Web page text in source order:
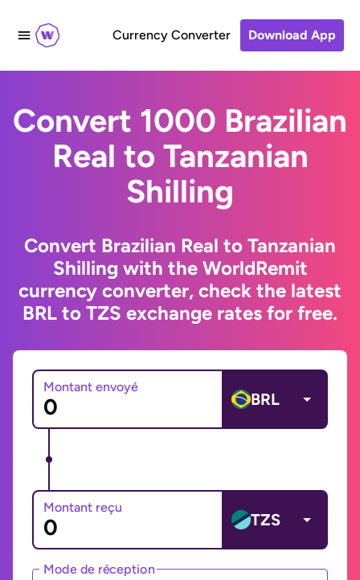
Currency Converter Download App
Convert 1000 Brazilian
Real to Tanzanian
Shilling
Convert Brazilian Real to Tanzanian
Shilling with the WorldRemit
currency converter, check the latest
BRL to TZS exchange rates for free.
Montant envoyé
BRL
Montant reçu
TZS
Mode de réception